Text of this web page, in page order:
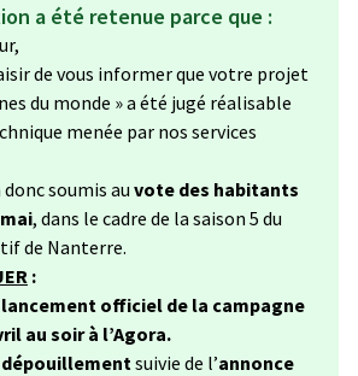
a été retenue parce que :
de vous informer que votre projet
du monde » a été jugé réalisable
menée par nos services
soumis au vote des habitants
, dans le cadre de la saison 5 du
de Nanterre.
:
officiel de la campagne
au soir à l’Agora.
suivie de l’annonce